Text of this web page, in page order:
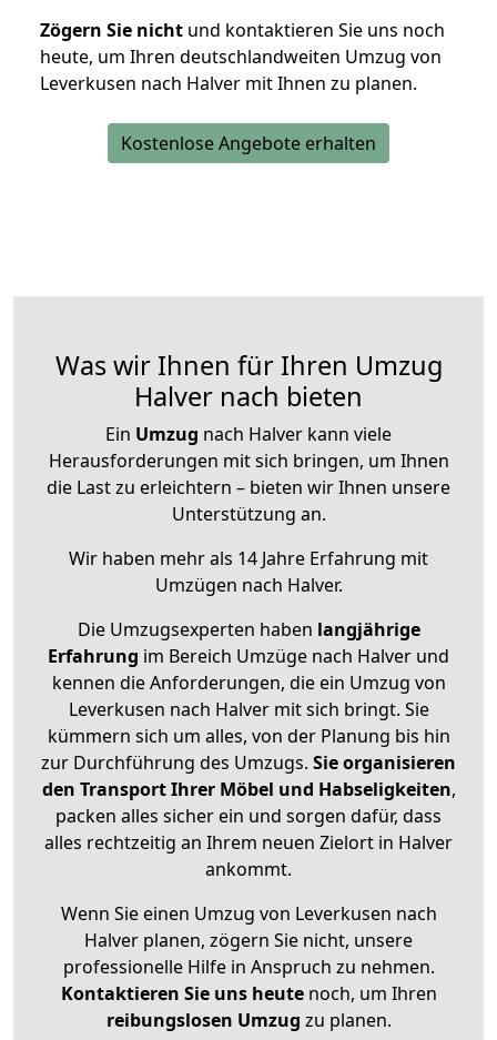
Zögern Sie nicht und kontaktieren Sie uns noch
heute, um Ihren deutschlandweiten Umzug von
Leverkusen nach Halver mit Ihnen zu planen.
Kostenlose Angebote erhalten
Was wir Ihnen für Ihren Umzug
Halver nach bieten
Ein Umzug nach Halver kann viele
Herausforderungen mit sich bringen, um Ihnen
die Last zu erleichtern – bieten wir Ihnen unsere
Unterstützung an.
Wir haben mehr als 14 Jahre Erfahrung mit
Umzügen nach Halver.
Die Umzugsexperten haben langjährige
Erfahrung im Bereich Umzüge nach Halver und
kennen die Anforderungen, die ein Umzug von
Leverkusen nach Halver mit sich bringt. Sie
kümmern sich um alles, von der Planung bis hin
zur Durchführung des Umzugs. Sie organisieren
den Transport Ihrer Möbel und Habseligkeiten,
packen alles sicher ein und sorgen dafür, dass
alles rechtzeitig an Ihrem neuen Zielort in Halver
ankommt.
Wenn Sie einen Umzug von Leverkusen nach
Halver planen, zögern Sie nicht, unsere
professionelle Hilfe in Anspruch zu nehmen.
Kontaktieren Sie uns heutenoch, um Ihren
reibungslosen Umzug zu planen.